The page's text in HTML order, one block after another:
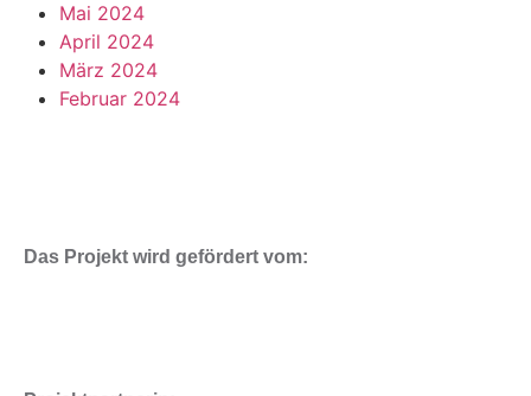
Mai 2024
April 2024
März 2024
Februar 2024
Das Projekt wird gefördert vom: